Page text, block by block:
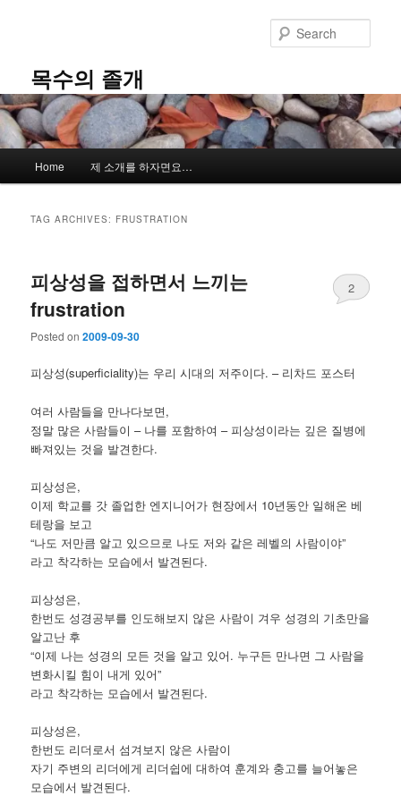
content
content목수의 졸개
Home 제 소개를 하자면요…
TAG ARCHIVES: FRUSTRATION
피상성을 접하면서 느끼는
frustration
Posted on2009-09-30
2
피상성(superficiality)는 우리 시대의 저주이다. – 리차드 포스터
여러 사람들을 만나다보면,
정말 많은 사람들이 – 나를 포함하여 – 피상성이라는 깊은 질병에
빠져있는 것을 발견한다.
피상성은,
이제 학교를 갓 졸업한 엔지니어가 현장에서 10년동안 일해온 베
테랑을 보고
“나도 저만큼 알고 있으므로 나도 저와 같은 레벨의 사람이야”
라고 착각하는 모습에서 발견된다.
피상성은,
한번도 성경공부를 인도해보지 않은 사람이 겨우 성경의 기초만을
알고난 후
“이제 나는 성경의 모든 것을 알고 있어. 누구든 만나면 그 사람을
변화시킬 힘이 내게 있어”
라고 착각하는 모습에서 발견된다.
피상성은,
한번도 리더로서 섬겨보지 않은 사람이
자기 주변의 리더에게 리더쉽에 대하여 훈계와 충고를 늘어놓은
모습에서 발견된다.